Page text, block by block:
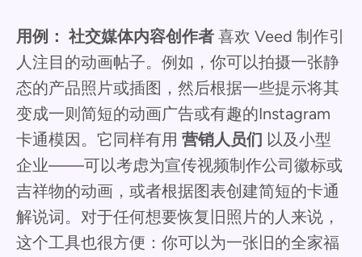
用例： 社交媒体内容创作者 喜欢 Veed 制作引
人注目的动画帖子。例如，你可以拍摄一张静
态的产品照片或插图，然后根据一些提示将其
变成一则简短的动画广告或有趣的Instagram
卡通模因。它同样有用 营销人员们 以及小型
企业——可以考虑为宣传视频制作公司徽标或
吉祥物的动画，或者根据图表创建简短的卡通
解说词。对于任何想要恢复旧照片的人来说，
这个工具也很方便：你可以为一张旧的全家福